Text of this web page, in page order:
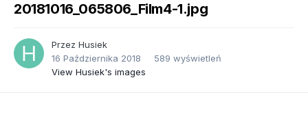
20181016_065806_Film4-1.jpg
Przez Husiek
16 Października 2018
589 wyświetleń
View Husiek's images